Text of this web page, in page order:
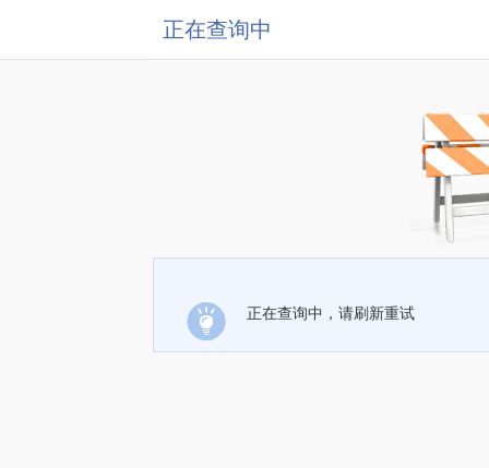
正在查询中
正在查询中，请刷新重试